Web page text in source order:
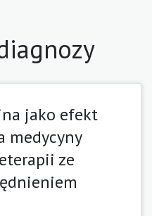
jako efekt
medycyny
ze